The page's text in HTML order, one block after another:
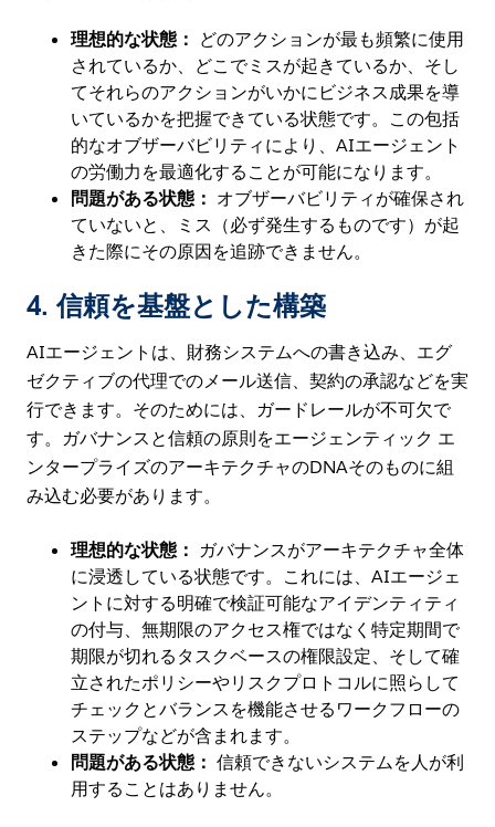
理想的な状態： どのアクションが最も頻繁に使用
されているか、どこでミスが起きているか、そし
てそれらのアクションがいかにビジネス成果を導
いているかを把握できている状態です。この包括
的なオブザーバビリティにより、AIエージェント
の労働力を最適化することが可能になります。
問題がある状態： オブザーバビリティが確保され
ていないと、ミス（必ず発生するものです）が起
きた際にその原因を追跡できません。
4. 信頼を基盤とした構築
AIエージェントは、財務システムへの書き込み、エグ
ゼクティブの代理でのメール送信、契約の承認などを実
行できます。そのためには、ガードレールが不可欠で
す。ガバナンスと信頼の原則をエージェンティック エ
ンタープライズのアーキテクチャのDNAそのものに組
み込む必要があります。
理想的な状態： ガバナンスがアーキテクチャ全体
に浸透している状態です。これには、AIエージェ
ントに対する明確で検証可能なアイデンティティ
の付与、無期限のアクセス権ではなく特定期間で
期限が切れるタスクベースの権限設定、そして確
立されたポリシーやリスクプロトコルに照らして
チェックとバランスを機能させるワークフローの
ステップなどが含まれます。
問題がある状態： 信頼できないシステムを人が利
用することはありません。